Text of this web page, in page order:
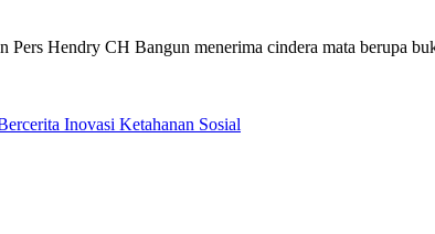
Hendry CH Bangun menerima cindera mata berupa
Inovasi Ketahanan Sosial